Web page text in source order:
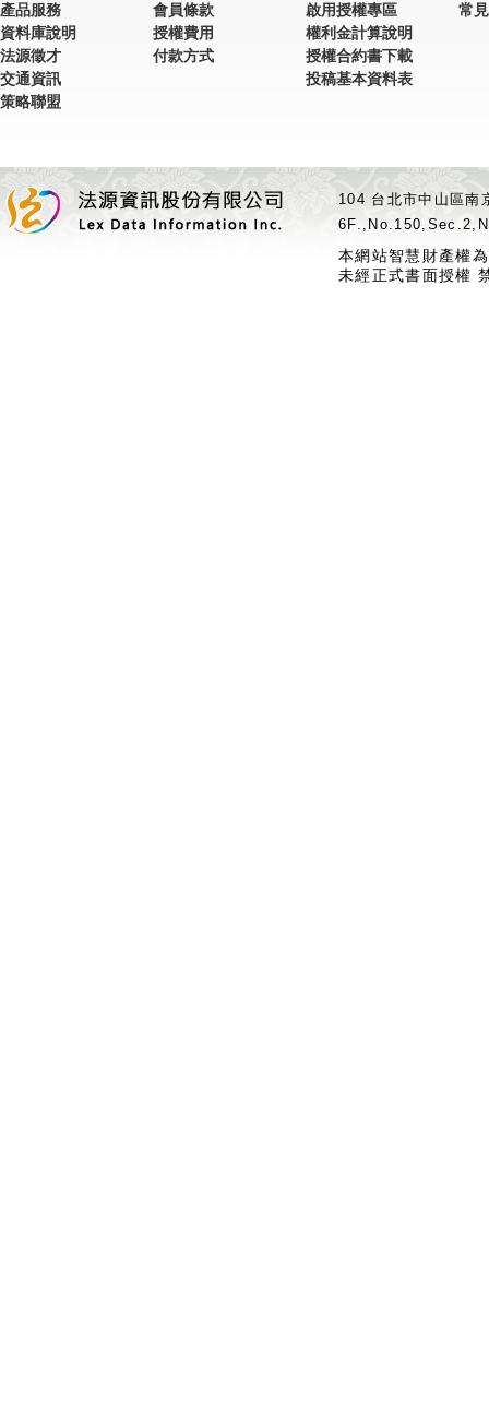
產品服務
資料庫說明
法源徵才
交通資訊
策略聯盟
會員條款
授權費用
付款方式
啟用授權專區
權利金計算說明
授權合約書下載
投稿基本資料表
常
104 台北市中山區
本網站智慧財產權
未經正式書面授權